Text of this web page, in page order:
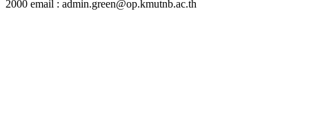
2000 email : admin.green@op.kmutnb.ac.th